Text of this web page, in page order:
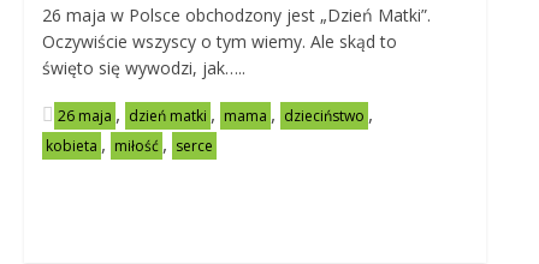
26 maja w Polsce obchodzony jest „Dzień Matki”.
Oczywiście wszyscy o tym wiemy. Ale skąd to
święto się wywodzi, jak…..
26 maja , dzień matki , mama , dzieciństwo ,
kobieta , miłość , serce